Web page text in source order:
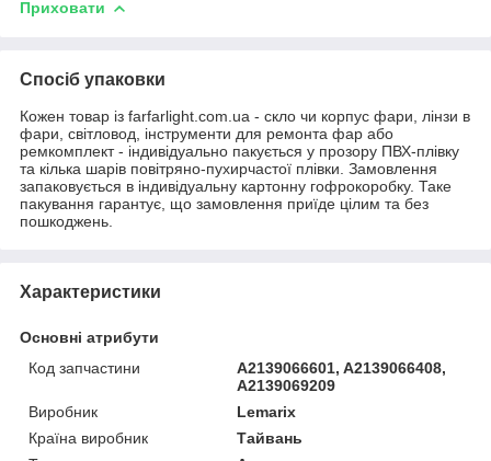
Приховати
Спосіб упаковки
Кожен товар із farfarlight.com.ua - скло чи корпус фари, лінзи в
фари, світловод, інструменти для ремонта фар або
ремкомплект - індивідуально пакується у прозору ПВХ-плівку
та кілька шарів повітряно-пухирчастої плівки. Замовлення
запаковується в індивідуальну картонну гофрокоробку. Таке
пакування гарантує, що замовлення приїде цілим та без
пошкоджень.
Характеристики
Основні атрибути
Код запчастини
A2139066601, A2139066408,
A2139069209
Виробник
Lemarix
Країна виробник
Тайвань